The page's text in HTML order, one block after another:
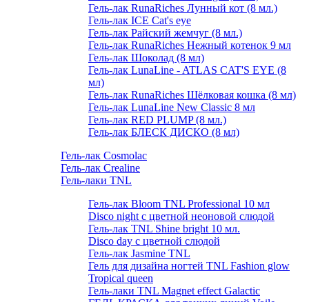
Гель-лак RunaRiches Лунный кот (8 мл.)
Гель-лак ICE Cat's eye
Гель-лак Райский жемчуг (8 мл.)
Гель-лак RunaRiches Нежный котенок 9 мл
Гель-лак Шоколад (8 мл)
Гель-лак LunaLine - ATLAS CAT'S EYE (8
мл)
Гель-лак RunaRiches Шёлковая кошка (8 мл)
Гель-лак LunaLine New Classic 8 мл
Гель-лак RED PLUMP (8 мл.)
Гель-лак БЛЕСК ДИСКО (8 мл)
Гель-лак Cosmolac
Гель-лак Crealine
Гель-лаки TNL
Гель-лак Bloom TNL Professional 10 мл
Disco night с цветной неоновой слюдой
Гель-лак TNL Shine bright 10 мл.
Disco day с цветной слюдой
Гель-лак Jasmine TNL
Гель для дизайна ногтей TNL Fashion glow
Tropical queen
Гель-лаки TNL Magnet effect Galactic